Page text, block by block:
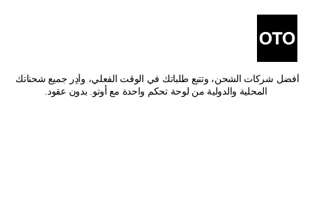
المحلية والدولية من لوحة تحكم واحدة مع أوتو. بدون عقود.